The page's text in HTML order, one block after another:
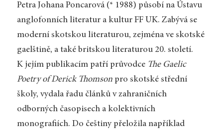
Petra Johana Poncarová (* 1988) působí na Ústavu
anglofonních literatur a kultur FF UK. Zabývá se
moderní skotskou literaturou, zejména ve skotské
gaelštině, a také britskou literaturou 20. století.
K jejím publikacím patří průvodce The Gaelic
Poetry of Derick Thomsonpro skotské střední
školy, vydala řadu článků v zahraničních
odborných časopisech a kolektivních
monografiích. Do češtiny přeložila například